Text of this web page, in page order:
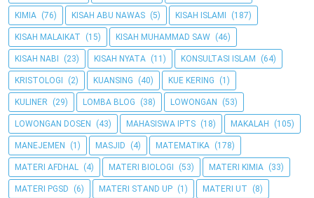
KIMIA (76) KISAH ABU NAWAS (5) KISAH ISLAMI (187)
KISAH MALAIKAT (15) KISAH MUHAMMAD SAW (46)
KISAH NABI (23) KISAH NYATA (11) KONSULTASI ISLAM (64)
KRISTOLOGI (2) KUANSING (40) KUE KERING (1)
KULINER (29) LOMBA BLOG (38) LOWONGAN (53)
LOWONGAN DOSEN (43) MAHASISWA IPTS (18) MAKALAH (105)
MANEJEMEN (1) MASJID (4) MATEMATIKA (178)
MATERI AFDHAL (4) MATERI BIOLOGI (53) MATERI KIMIA (33)
MATERI PGSD (6) MATERI STAND UP (1) MATERI UT (8)